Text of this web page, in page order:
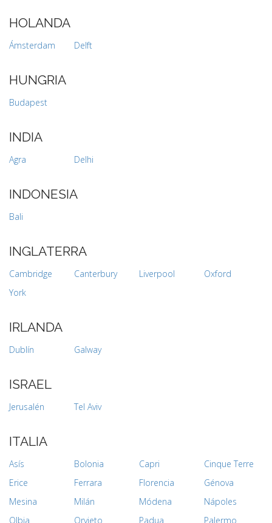
HOLANDA
Ámsterdam Delft
HUNGRIA
Budapest
INDIA
Agra Delhi
INDONESIA
Bali
INGLATERRA
Cambridge Canterbury Liverpool
Oxford
York
IRLANDA
Dublín Galway
ISRAEL
Jerusalén Tel Aviv
ITALIA
Asís Bolonia Capri
Cinque Terre
Erice
Ferrara Florencia
Génova
Mesina
Milán Módena
Nápoles
Olbia
Orvieto Padua
Palermo